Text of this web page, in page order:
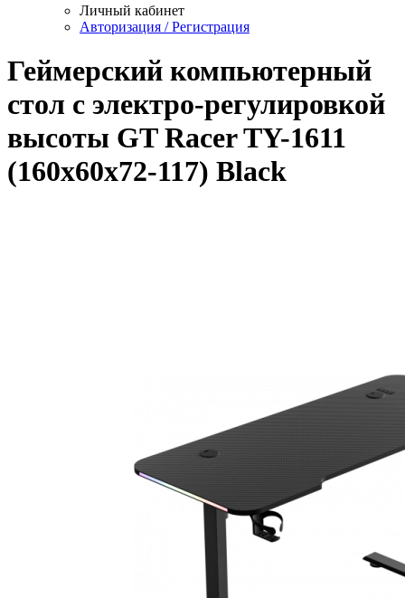
Личный кабинет
Авторизация / Регистрация
Геймерский компьютерный
стол c электро-регулировкой
высоты GT Racer TY-1611
(160x60x72-117) Black